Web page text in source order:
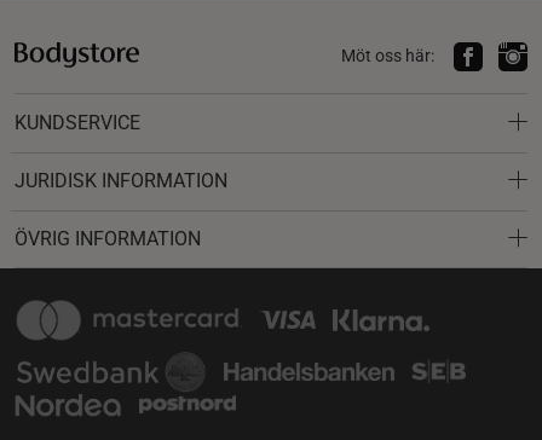
Möt oss här:
KUNDSERVICE
JURIDISK INFORMATION
ÖVRIG INFORMATION